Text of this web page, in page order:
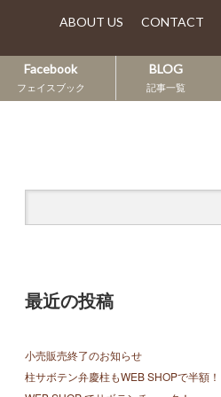
ABOUT US CONTACT
Facebook
フェイスブック
BLOG
記事一覧
最近の投稿
小売販売終了のお知らせ
柱サボテン弁慶柱もWEB SHOPで半額！